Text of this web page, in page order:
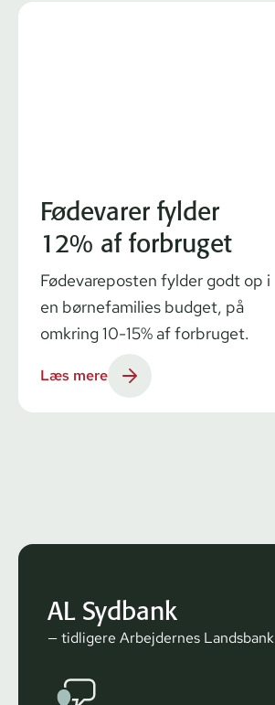
Fødevarer fylder
12% af forbruget
Fødevareposten fylder godt op i
en børnefamilies budget, på
omkring 10-15% af forbruget.
Læs mere
AL Sydbank
— tidligere Arbejdernes Landsbank